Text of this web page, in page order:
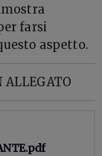
farsi
aspetto.
ALLEGATO